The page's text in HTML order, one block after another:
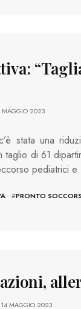
2023
stata una
taglio di 61
pediatrici
#PRONTO
14 MAGGIO 2023